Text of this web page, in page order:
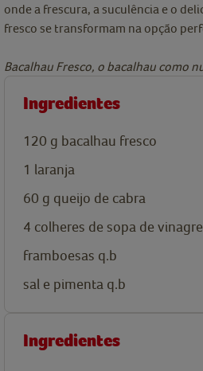
onde a frescura, a suculência e o
fresco se transformam na opção
Bacalhau Fresco, o bacalhau como
Ingredientes
120 g bacalhau fresco
1 laranja
60 g queijo de cabra
4 colheres de sopa de
framboesas q.b
sal e pimenta q.b
Ingredientes